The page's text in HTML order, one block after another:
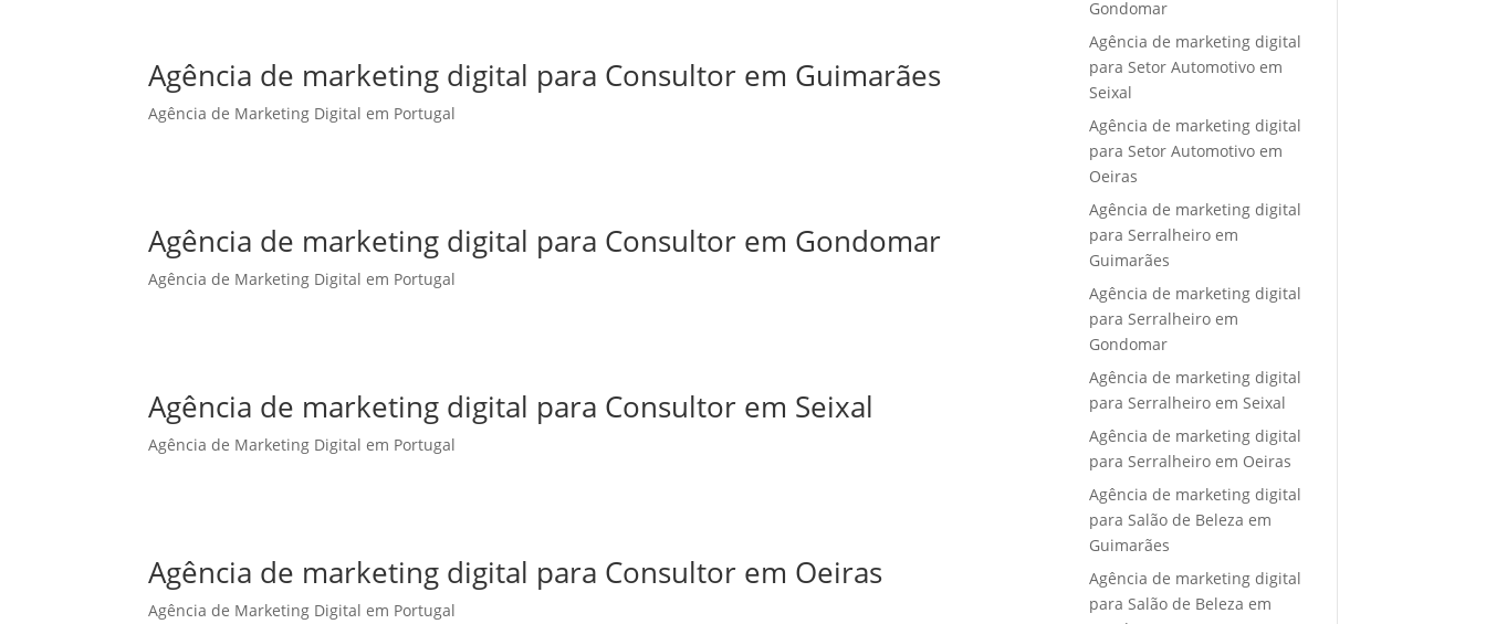
Agência de marketing digital para Consultor em Guimarães
Agência de Marketing Digital em Portugal
Agência de marketing digital para Consultor em Gondomar
Agência de Marketing Digital em Portugal
Agência de marketing digital para Consultor em Seixal
Agência de Marketing Digital em Portugal
Agência de marketing digital para Consultor em Oeiras
Agência de Marketing Digital em Portugal
Gondomar
Agência de marketing digital
para Setor Automotivo em
Seixal
Agência de marketing digital
para Setor Automotivo em
Oeiras
Agência de marketing digital
para Serralheiro em
Guimarães
Agência de marketing digital
para Serralheiro em
Gondomar
Agência de marketing digital
para Serralheiro em Seixal
Agência de marketing digital
para Serralheiro em Oeiras
Agência de marketing digital
para Salão de Beleza em
Guimarães
Agência de marketing digital
para Salão de Beleza em